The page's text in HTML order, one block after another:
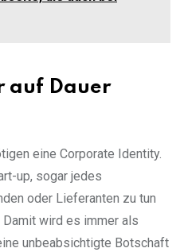
auf Dauer
eine Corporate Identity.
up, sogar jedes
oder Lieferanten zu tun
wird es immer als
unbeabsichtigte Botschaft